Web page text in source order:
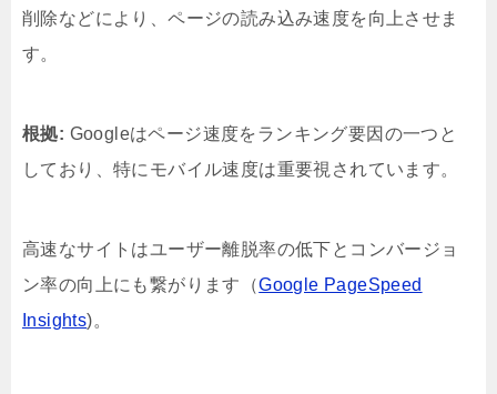
削除などにより、ページの読み込み速度を向上させま
す。
根拠: Googleはページ速度をランキング要因の一つと
しており、特にモバイル速度は重要視されています。
高速なサイトはユーザー離脱率の低下とコンバージョ
ン率の向上にも繋がります（Google PageSpeed
Insights)。